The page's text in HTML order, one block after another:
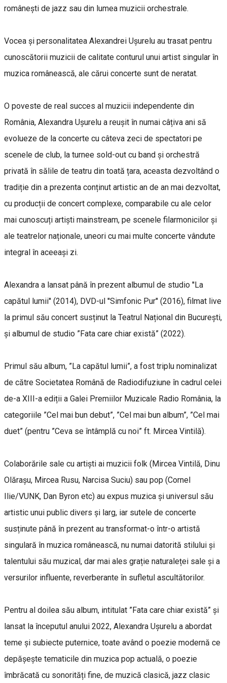
românești de jazz sau din lumea muzicii orchestrale.
Vocea și personalitatea Alexandrei Ușurelu au trasat pentru
cunoscătorii muzicii de calitate conturul unui artist singular în
muzica românească, ale cărui concerte sunt de neratat.
O poveste de real succes al muzicii independente din
România, Alexandra Ușurelu a reușit în numai câțiva ani să
evolueze de la concerte cu câteva zeci de spectatori pe
scenele de club, la turnee sold-out cu band și orchestră
privată în sălile de teatru din toată țara, aceasta dezvoltând o
tradiție din a prezenta conținut artistic an de an mai dezvoltat,
cu producții de concert complexe, comparabile cu ale celor
mai cunoscuți artiști mainstream, pe scenele filarmonicilor și
ale teatrelor naționale, uneori cu mai multe concerte vândute
integral în aceeași zi.
Alexandra a lansat până în prezent albumul de studio ''La
capătul lumii'' (2014), DVD-ul ''Simfonic Pur'' (2016), filmat live
la primul său concert susținut la Teatrul Național din București,
și albumul de studio ”Fata care chiar există” (2022).
Primul său album, ”La capătul lumii”, a fost triplu nominalizat
de către Societatea Română de Radiodifuziune în cadrul celei
de-a XIII-a ediții a Galei Premiilor Muzicale Radio România, la
categoriile ”Cel mai bun debut”, ”Cel mai bun album”, ”Cel mai
duet” (pentru ”Ceva se întâmplă cu noi” ft. Mircea Vintilă).
Colaborările sale cu artiști ai muzicii folk (Mircea Vintilă, Dinu
Olărașu, Mircea Rusu, Narcisa Suciu) sau pop (Cornel
Ilie/VUNK, Dan Byron etc) au expus muzica și universul său
artistic unui public divers și larg, iar sutele de concerte
susținute până în prezent au transformat-o într-o artistă
singulară în muzica românească, nu numai datorită stilului și
talentului său muzical, dar mai ales grație naturaleței sale și a
versurilor influente, reverberante în sufletul ascultătorilor.
Pentru al doilea său album, intitulat ”Fata care chiar există” și
lansat la începutul anului 2022, Alexandra Ușurelu a abordat
teme și subiecte puternice, toate având o poezie modernă ce
depășește tematicile din muzica pop actuală, o poezie
îmbrăcată cu sonorități fine, de muzică clasică, jazz clasic